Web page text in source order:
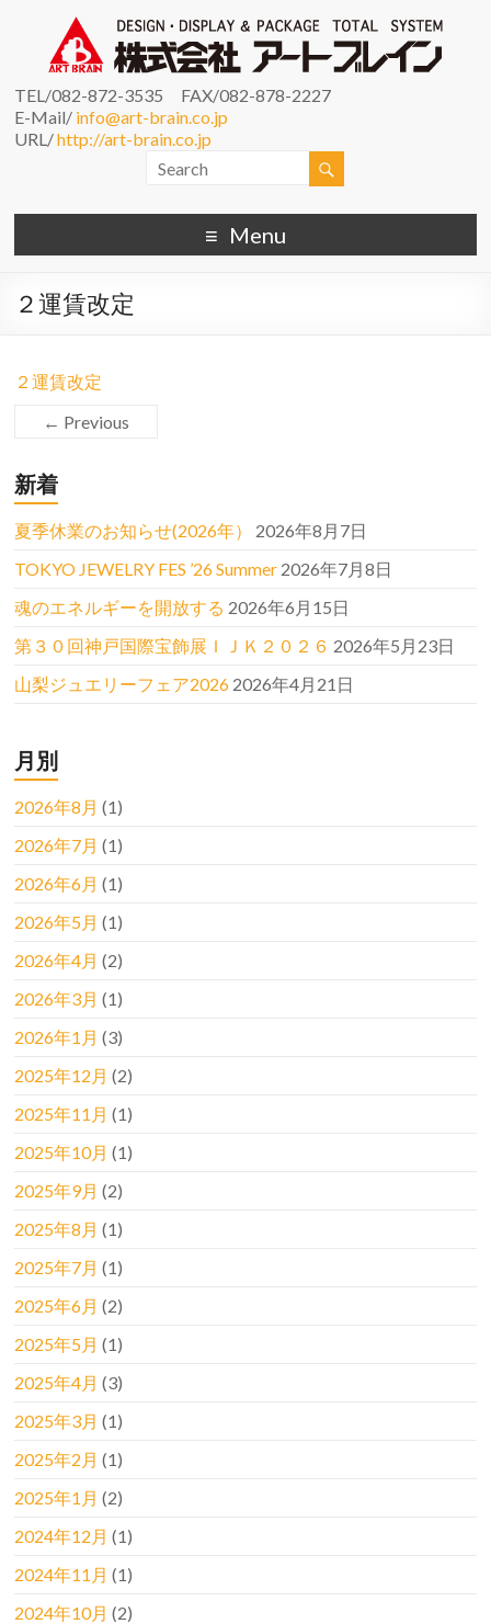
TEL/082-872-3535 FAX/082-878-2227
E-Mail/ info@art-brain.co.jp
URL/http://art-brain.co.jp
Menu
２運賃改定
２運賃改定
← Previous
新着
夏季休業のお知らせ(2026年）
2026年8月7日
TOKYO JEWELRY FES ’26 Summer 2026年7月8日
魂のエネルギーを開放する 2026年6月15日
第３０回神戸国際宝飾展ＩＪＫ２０２６ 2026年5月23日
山梨ジュエリーフェア2026 2026年4月21日
月別
2026年8月 (1)
2026年7月 (1)
2026年6月 (1)
2026年5月 (1)
2026年4月 (2)
2026年3月 (1)
2026年1月 (3)
2025年12月 (2)
2025年11月 (1)
2025年10月 (1)
2025年9月 (2)
2025年8月 (1)
2025年7月 (1)
2025年6月 (2)
2025年5月 (1)
2025年4月 (3)
2025年3月 (1)
2025年2月 (1)
2025年1月 (2)
2024年12月 (1)
2024年11月 (1)
2024年10月 (2)